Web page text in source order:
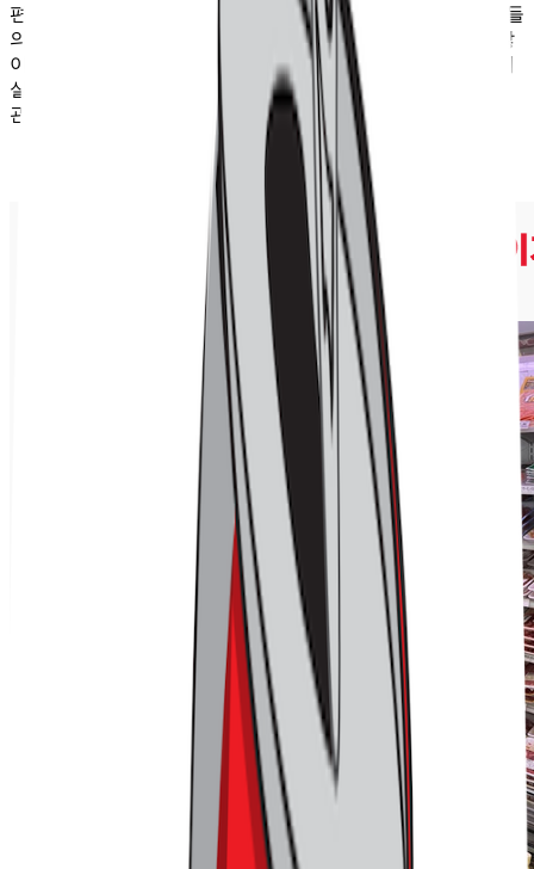
편의점 대비 훨씬 많은 종류의 냉동식품류였는데요. 일단 이들
의 재고 관리는 너무 어려운 일입니다. 매장이 작기에 너무 많
이 들여놓을 수 없고, 결품이 많아지면 장을 보러 온 고객들이
실망하고 돌아갈 수도 있죠. 하지만 마이바스켓은 이를 직접
관리하고 진열하며 해결해 냅니다.